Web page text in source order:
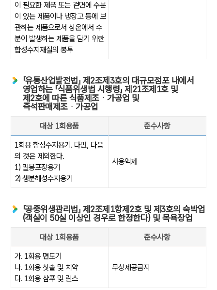
이 필요한 제품 또는 겉면에 수분
이 있는 제품이나 냉장고 등에 보
관하는 제품으로서 상온에서 수
분이 발생하는 제품을 담기 위한
합성수지재질의 봉투
「유통산업발전법」 제2조제3호의 대규모점포 내에서
영업하는 「식품위생법 시행령」 제21조제1호 및
제2호에 따른 식품제조ᆞ가공업 및
즉석판매제조ᆞ가공업
「유통산업발전법」 제2조제3호의 대규모점포 내에서 영업하는 「
대상 1회용품 준수사항
1회용 합성수지용기. 다만, 다음
의 것은 제외한다.
1) 밀봉포장용기
2) 생분해성수지용기
사용억제
「공중위생관리법」 제2조제1항제2호 및 제3호의 숙박업
(객실이 50실 이상인 경우로 한정한다) 및 목욕장업
「공중위생관리법」 제2조제1항제2호 및 제3호의 숙박업(객실이 50
대상 1회용품 준수사항
가. 1회용 면도기
나. 1회용 칫솔 및 치약
다. 1회용 샴푸 및 린스
무상제공금지